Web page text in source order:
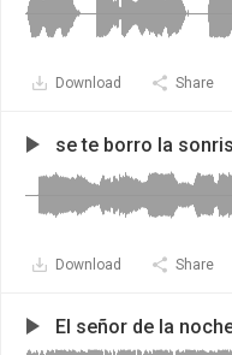
Download Share
se te borro la
Download Share
El señor de la